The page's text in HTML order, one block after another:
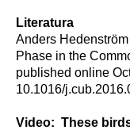
Literatura
Anders
Phase in the
published online
10.1016/
Video: These